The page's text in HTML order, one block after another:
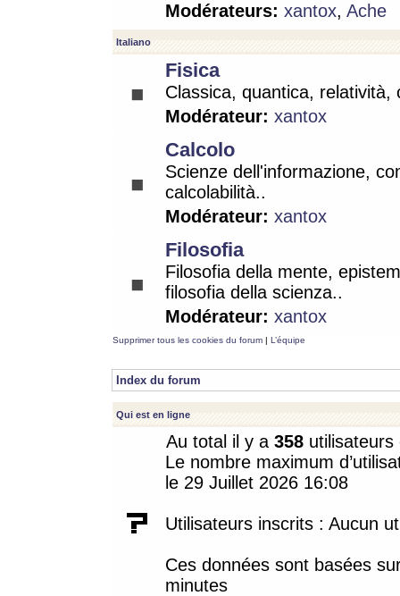
Modérateurs: xantox, Ache
Italiano
Fisica
Classica, quantica, relatività,
Modérateur: xantox
Calcolo
Scienze dell'informazione,
calcolabilità..
Modérateur: xantox
Filosofia
Filosofia della mente,
filosofia della scienza..
Modérateur: xantox
Supprimer tous les cookies du forum | L’équipe
Index du forum
Qui est en ligne
Au total il y a 358
Le nombre maximum
le 29 Juillet 2026 16:08
Utilisateurs inscrits : Aucun
Ces données sont basées
minutes